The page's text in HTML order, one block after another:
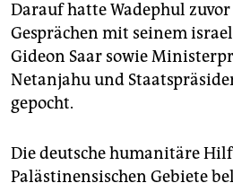
Darauf hatte Wadephul
Gesprächen mit seinem
Gideon Saar sowie
Netanjahu und
gepocht.
Die deutsche humanitäre
Palästinensischen Gebiete